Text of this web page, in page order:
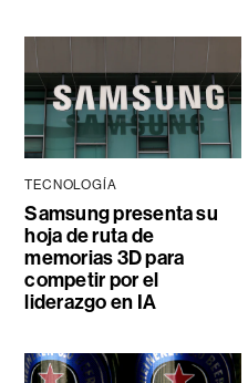
TECNOLOGÍA
Samsung presenta su
hoja de ruta de
memorias 3D para
competir por el
liderazgo en IA